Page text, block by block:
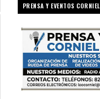
PRENSA Y EVENTOS CORNIEL